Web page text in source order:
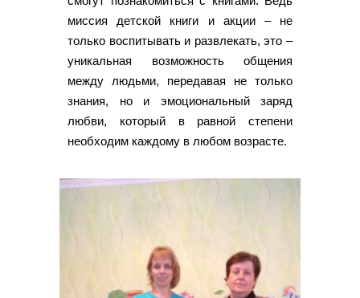
миссия детской книги и акции – не
только воспитывать и развлекать, это –
уникальная возможность общения
между людьми, передавая не только
знания, но и эмоциональный заряд
любви, который в равной степени
необходим каждому в любом возрасте.